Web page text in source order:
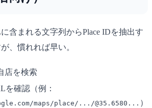
含まれる文字列からPlace IDを抽出す
、慣れれば早い。
店を検索
を確認（例：
maps/place/.../@35.6580... ）